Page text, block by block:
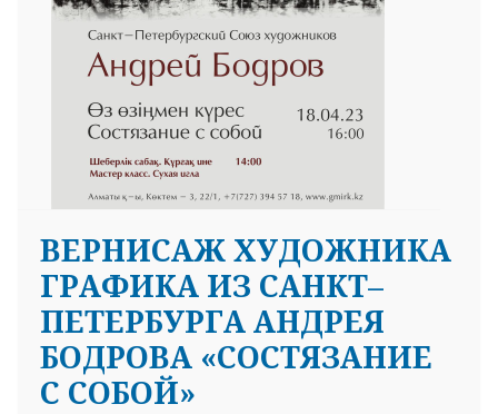
ВЕРНИСАЖ ХУДОЖНИКА
ГРАФИКА ИЗ САНКТ–
ПЕТЕРБУРГА АНДРЕЯ
БОДРОВА «СОСТЯЗАНИЕ
С СОБОЙ»